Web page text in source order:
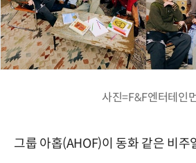
사진=F&F엔터테인
그룹 아홉(AHOF)이 동화 같은 비주